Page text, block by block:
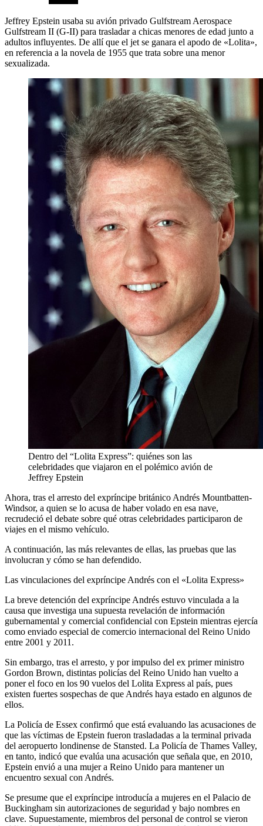
Jeffrey Epstein usaba su avión privado Gulfstream Aerospace
Gulfstream II (G-II) para trasladar a chicas menores de edad junto a
adultos influyentes. De allí que el jet se ganara el apodo de «Lolita»,
en referencia a la novela de 1955 que trata sobre una menor
sexualizada.
Dentro del “Lolita Express”: quiénes son las
celebridades que viajaron en el polémico avión de
Jeffrey Epstein
Ahora, tras el arresto del expríncipe británico Andrés Mountbatten-
Windsor, a quien se lo acusa de haber volado en esa nave,
recrudeció el debate sobre qué otras celebridades participaron de
viajes en el mismo vehículo.
A continuación, las más relevantes de ellas, las pruebas que las
involucran y cómo se han defendido.
Las vinculaciones del expríncipe Andrés con el «Lolita Express»
La breve detención del expríncipe Andrés estuvo vinculada a la
causa que investiga una supuesta revelación de información
gubernamental y comercial confidencial con Epstein mientras ejercía
como enviado especial de comercio internacional del Reino Unido
entre 2001 y 2011.
Sin embargo, tras el arresto, y por impulso del ex primer ministro
Gordon Brown, distintas policías del Reino Unido han vuelto a
poner el foco en los 90 vuelos del Lolita Express al país, pues
existen fuertes sospechas de que Andrés haya estado en algunos de
ellos.
La Policía de Essex confirmó que está evaluando las acusaciones de
que las víctimas de Epstein fueron trasladadas a la terminal privada
del aeropuerto londinense de Stansted. La Policía de Thames Valley,
en tanto, indicó que evalúa una acusación que señala que, en 2010,
Epstein envió a una mujer a Reino Unido para mantener un
encuentro sexual con Andrés.
Se presume que el expríncipe introducía a mujeres en el Palacio de
Buckingham sin autorizaciones de seguridad y bajo nombres en
clave. Supuestamente, miembros del personal de control se vieron